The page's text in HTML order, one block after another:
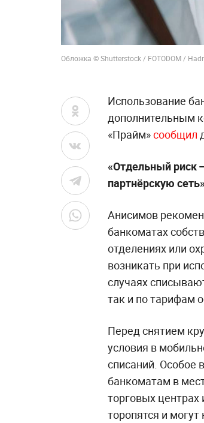
Обложка © Shutterstock / FOTODOM /
Использование
дополнительным
«Прайм»сообщил
«Отдельный риск
партнёрскую
Анисимов
банкоматах
отделениях или
возникать при
случаях
так и по тарифам
Перед снятием
условия в
списаний. Особое
банкоматам в
торговых центрах
торопятся и